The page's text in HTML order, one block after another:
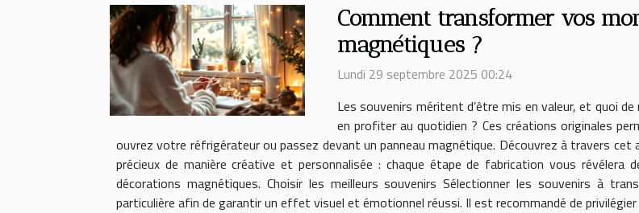
Comment transformer vos
magnétiques ?
Lundi 29 septembre 2025 00:24
Les souvenirs méritent d’être mis en valeur, et quoi
en profiter au quotidien ? Ces créations originales
ouvrez votre réfrigérateur ou passez devant un panneau magnétique. Découvrez à travers
précieux de manière créative et personnalisée : chaque étape de fabrication vous
décorations magnétiques. Choisir les meilleurs souvenirs Sélectionner les souvenirs à
particulière afin de garantir un effet visuel et émotionnel réussi. Il est recommandé de